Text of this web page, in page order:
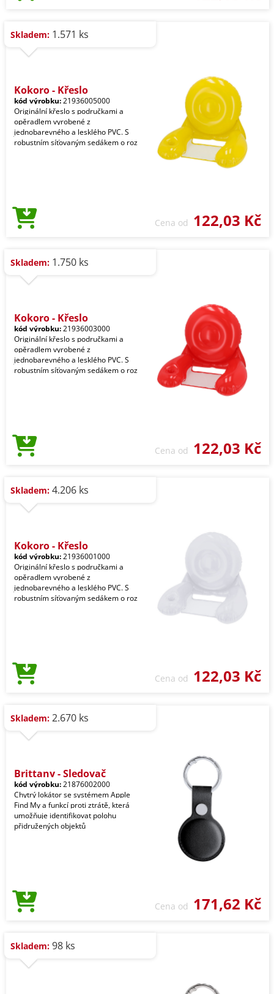
Skladem: 1.571 ks
Kokoro - Křeslo
kód výrobku:21936005000
Originální křeslo s područkami a
opěradlem vyrobené z
jednobarevného a lesklého PVC. S
robustním síťovaným sedákem o roz
Cena od 122,03 Kč
Skladem: 1.750 ks
Kokoro - Křeslo
kód výrobku:21936003000
Originální křeslo s područkami a
opěradlem vyrobené z
jednobarevného a lesklého PVC. S
robustním síťovaným sedákem o roz
Cena od 122,03 Kč
Skladem: 4.206 ks
Kokoro - Křeslo
kód výrobku:21936001000
Originální křeslo s područkami a
opěradlem vyrobené z
jednobarevného a lesklého PVC. S
robustním síťovaným sedákem o roz
Cena od 122,03 Kč
Skladem: 2.670 ks
Brittany - Sledovač
kód výrobku:21876002000
Chytrý lokátor se systémem Apple
Find My a funkcí proti ztrátě, která
umožňuje identifikovat polohu
přidružených objektů
Cena od 171,62 Kč
Skladem: 98 ks